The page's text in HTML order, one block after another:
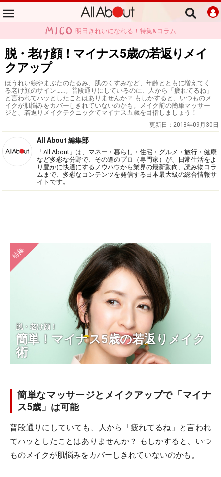
明日きれいになれる！特集&コラム
脱・老け顔！マイナス5歳の若返りメイ
クアップ
ほうれい線やまぶたのたるみ、肌のくすみなど、年齢とともに増えてく
る老け顔のサイン……。普段通りにしているのに、人から「疲れてるね」
と言われてハッとしたことはありませんか？ もしかすると、いつものメ
イクが肌悩みをカバーしきれていないのかも。メイク前の簡単マッサー
ジと、若返りメイクテクニックてマイナス五歳を目指しましょう！
更新日： 2018年09月30日
All About 編集部
「All About」は、マネー・暮らし・住宅・グルメ・旅行・健康
など多彩な分野で、その道のプロ（専門家）が、日常生活をよ
り豊かに快適にするノウハウから業界の最新動向、読み物コラ
ムまで、多彩なコンテンツを発信する日本最大級の総合情報サ
イトです。
特集
脱・老け顔！
簡単！マイナス5歳の若返りメイク
術
簡単なマッサージとメイクアップで「マイナ
ス5歳」は可能
普段通りにしていても、人から「疲れてるね」と言われ
てハッとしたことはありませんか？ もしかすると、いつ
ものメイクが肌悩みをカバーしきれていないのかも。